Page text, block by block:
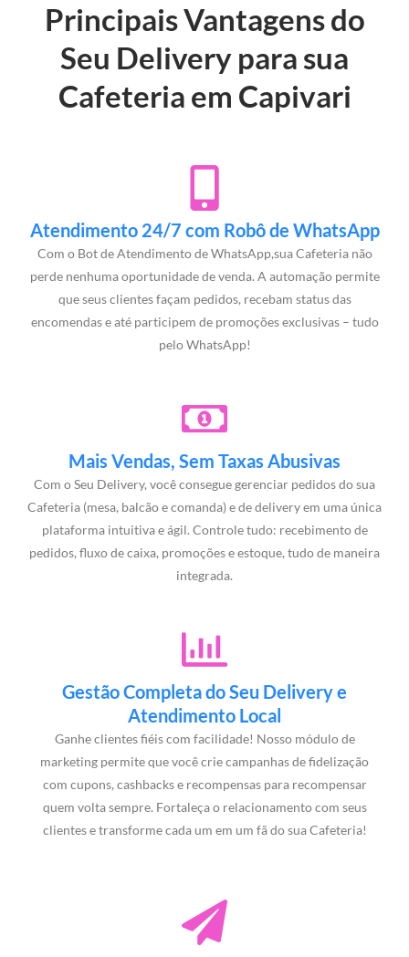
Principais Vantagens do
Seu Delivery para sua
Cafeteria em Capivari
Atendimento 24/7 com Robô de WhatsApp
Com o Bot de Atendimento de WhatsApp,sua Cafeteria não
perde nenhuma oportunidade de venda. A automação permite
que seus clientes façam pedidos, recebam status das
encomendas e até participem de promoções exclusivas – tudo
pelo WhatsApp!
Mais Vendas, Sem Taxas Abusivas
Com o Seu Delivery, você consegue gerenciar pedidos do sua
Cafeteria (mesa, balcão e comanda) e de delivery em uma única
plataforma intuitiva e ágil. Controle tudo: recebimento de
pedidos, fluxo de caixa, promoções e estoque, tudo de maneira
integrada.
Gestão Completa do Seu Delivery e
Atendimento Local
Ganhe clientes fiéis com facilidade! Nosso módulo de
marketing permite que você crie campanhas de fidelização
com cupons, cashbacks e recompensas para recompensar
quem volta sempre. Fortaleça o relacionamento com seus
clientes e transforme cada um em um fã do sua Cafeteria!